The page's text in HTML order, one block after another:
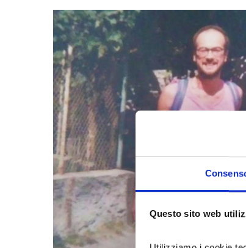
Questo sito web